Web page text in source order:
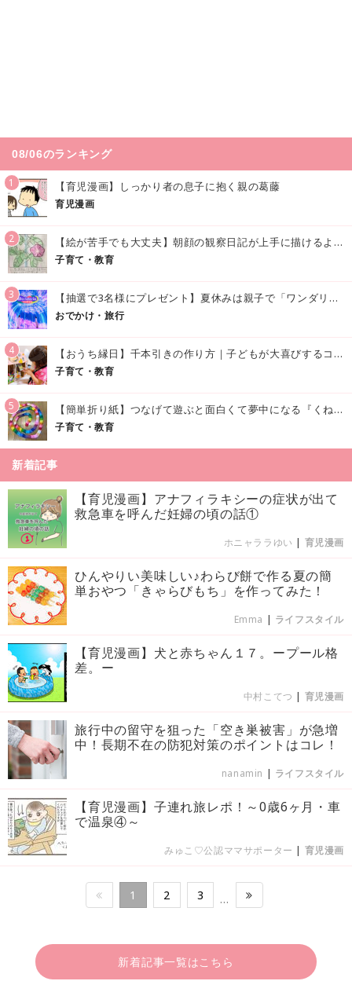
08/06のランキング
1 【育児漫画】しっかり者の息子に抱く親の葛藤
育児漫画
2 【絵が苦手でも大丈夫】朝顔の観察日記が上手に描けるようになる方法｜イラスト付き
子育て・教育
3 【抽選で3名様にプレゼント】夏休みは親子で「ワンダリア横浜」へ！涼しく学んで遊べる話題の没入型施設をご紹介
おでかけ・旅行
4 【おうち縁日】千本引きの作り方｜子どもが大喜びするコツやアイデア♪
子育て・教育
5 【簡単折り紙】つなげて遊ぶと面白くて夢中になる『くねくねへびさんの作り方』
子育て・教育
新着記事
【育児漫画】アナフィラキシーの症状が出て
救急車を呼んだ妊婦の頃の話①
ホニャララゆい | 育児漫画
ひんやりい美味しい♪わらび餅で作る夏の簡
単おやつ「きゃらびもち」を作ってみた！
Emma | ライフスタイル
【育児漫画】犬と赤ちゃん１７。ープール格
差。ー
中村こてつ | 育児漫画
旅行中の留守を狙った「空き巣被害」が急増
中！長期不在の防犯対策のポイントはコレ！
nanamin | ライフスタイル
【育児漫画】子連れ旅レポ！～0歳6ヶ月・車
で温泉④～
みゅこ♡公認ママサポーター | 育児漫画
1 2 3 …
新着記事一覧はこちら